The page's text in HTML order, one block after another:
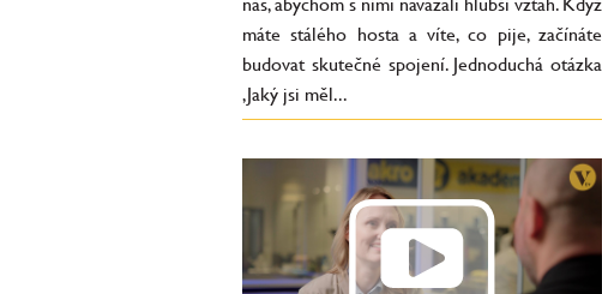
máte stálého hosta a víte, co pije, začínáte
budovat skutečné spojení. Jednoduchá otázka
‚Jaký jsi měl...